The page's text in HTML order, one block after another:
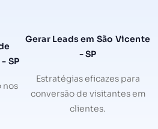
SP
nos
Gerar Leads em São Vicente
- SP
Estratégias eficazes para
conversão de visitantes em
clientes.